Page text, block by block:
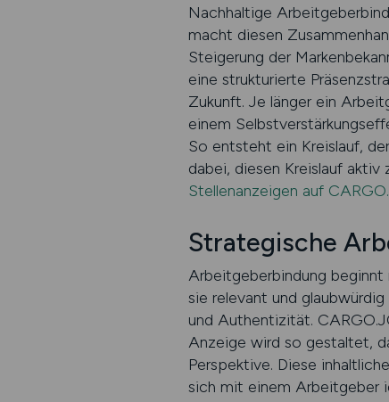
Nachhaltige
macht diesen
Steigerung der
eine strukturierte
Zukunft. Je länger ein
einem
So entsteht ein Kreislauf,
dabei, diesen Kreislauf
Stellenanzeigen auf
Strategische
Arbeitgeberbindung
sie relevant und
und Authentizität.
Anzeige wird so gestaltet,
Perspektive. Diese
sich mit einem Arbeitgeber